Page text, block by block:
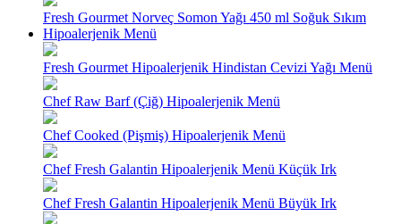
Fresh Gourmet Norveç Somon Yağı 450 ml Soğuk Sıkım
Hipoalerjenik Menü
Fresh Gourmet Hipoalerjenik Hindistan Cevizi Yağı Menü
Chef Raw Barf (Çiğ) Hipoalerjenik Menü
Chef Cooked (Pişmiş) Hipoalerjenik Menü
Chef Fresh Galantin Hipoalerjenik Menü Küçük Irk
Chef Fresh Galantin Hipoalerjenik Menü Büyük Irk